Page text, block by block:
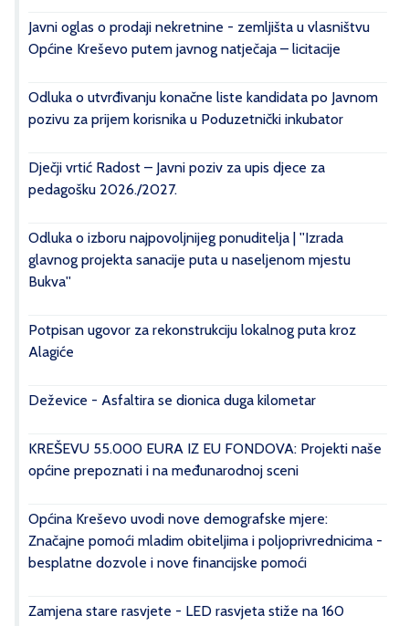
Javni oglas o prodaji nekretnine - zemljišta u vlasništvu
Općine Kreševo putem javnog natječaja – licitacije
Odluka o utvrđivanju konačne liste kandidata po Javnom
pozivu za prijem korisnika u Poduzetnički inkubator
Dječji vrtić Radost – Javni poziv za upis djece za
pedagošku 2026./2027.
Odluka o izboru najpovoljnijeg ponuditelja | ''Izrada
glavnog projekta sanacije puta u naseljenom mjestu
Bukva''
Potpisan ugovor za rekonstrukciju lokalnog puta kroz
Alagiće
Deževice - Asfaltira se dionica duga kilometar
KREŠEVU 55.000 EURA IZ EU FONDOVA: Projekti naše
općine prepoznati i na međunarodnoj sceni
Općina Kreševo uvodi nove demografske mjere:
Značajne pomoći mladim obiteljima i poljoprivrednicima -
besplatne dozvole i nove financijske pomoći
Zamjena stare rasvjete - LED rasvjeta stiže na 160